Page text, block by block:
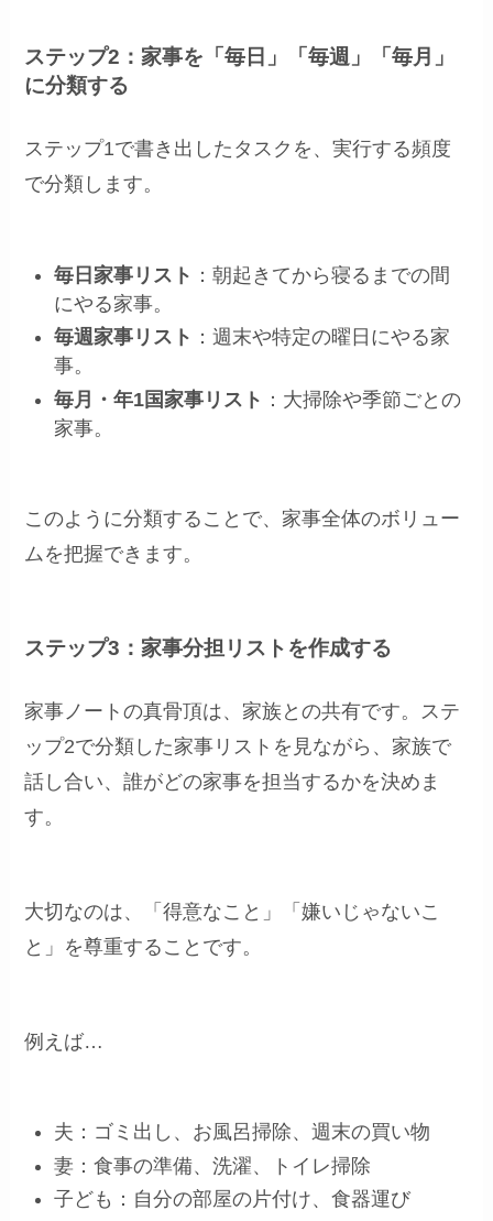
ステップ2：家事を「毎日」「毎週」「毎月」
に分類する
ステップ1で書き出したタスクを、実行する頻度
で分類します。
毎日家事リスト ：朝起きてから寝るまでの間
にやる家事。
毎週家事リスト ：週末や特定の曜日にやる家
事。
毎月・年1国家事リスト ：大掃除や季節ごとの
家事。
このように分類することで、家事全体のボリュー
ムを把握できます。
ステップ3：家事分担リストを作成する
家事ノートの真骨頂は、家族との共有です。ステ
ップ2で分類した家事リストを見ながら、家族で
話し合い、誰がどの家事を担当するかを決めま
す。
大切なのは、「得意なこと」「嫌いじゃないこ
と」を尊重することです。
例えば…
夫：ゴミ出し、お風呂掃除、週末の買い物
妻：食事の準備、洗濯、トイレ掃除
子ども：自分の部屋の片付け、食器運び